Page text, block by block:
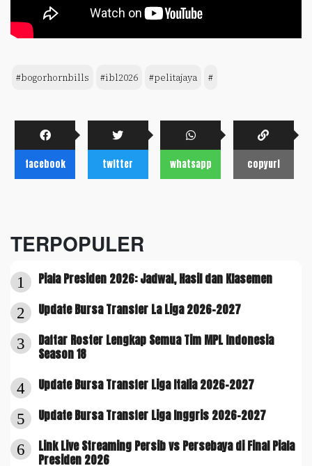
#bogorhornbills #ibl2026 #pelitajaya #
facebook twitter whatsapp copyurl
TERPOPULER
1 Piala Presiden 2026: Jadwal, Hasil dan Klasemen
2 Update Bursa Transfer La Liga 2026-2027
3
Daftar Roster Lengkap Semua Tim MPL Indonesia
Season 18
4 Update Bursa Transfer Liga Italia 2026-2027
5 Update Bursa Transfer Liga Inggris 2026-2027
6
Link Live Streaming Persib vs Persebaya di Final Piala
Presiden 2026